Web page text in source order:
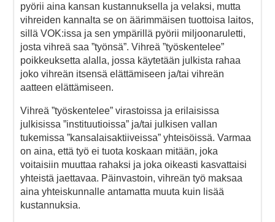
pyörii aina kansan kustannuksella ja velaksi, mutta
vihreiden kannalta se on äärimmäisen tuottoisa laitos,
sillä VOK:issa ja sen ympärillä pyörii miljoonaruletti,
josta vihreä saa ”työnsä”. Vihreä ”työskentelee”
poikkeuksetta alalla, jossa käytetään julkista rahaa
joko vihreän itsensä elättämiseen ja/tai vihreän
aatteen elättämiseen.
Vihreä ”työskentelee” virastoissa ja erilaisissa
julkisissa ”instituutioissa” ja/tai julkisen vallan
tukemissa ”kansalaisaktiiveissa” yhteisöissä. Varmaa
on aina, että työ ei tuota koskaan mitään, joka
voitaisiin muuttaa rahaksi ja joka oikeasti kasvattaisi
yhteistä jaettavaa. Päinvastoin, vihreän työ maksaa
aina yhteiskunnalle antamatta muuta kuin lisää
kustannuksia.